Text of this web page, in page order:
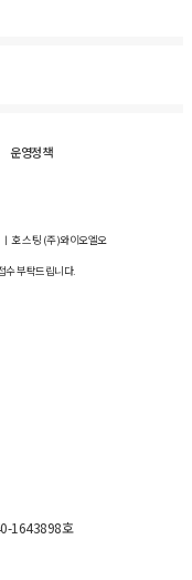
운영정책
호스팅 (주)와이오엘오
수 부탁드립니다.
1643898호